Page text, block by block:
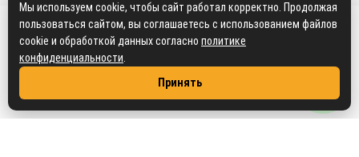
Мы используем cookie, чтобы сайт работал корректно. Продолжая
пользоваться сайтом, вы соглашаетесь с использованием файлов
cookie и обработкой данных согласно политике
конфиденциальности
Принять